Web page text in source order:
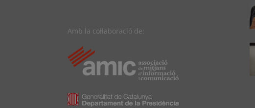
Amb la col·laboració de: